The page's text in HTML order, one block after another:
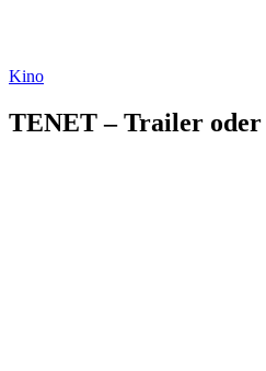
Kino
TENET – Trailer